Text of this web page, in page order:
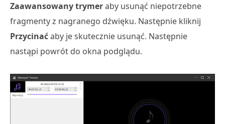
Zaawansowany trymeraby usunąć niepotrzebne
fragmenty z nagranego dźwięku. Następnie kliknij
Przycinaćaby je skutecznie usunąć. Następnie
nastąpi powrót do okna podglądu.